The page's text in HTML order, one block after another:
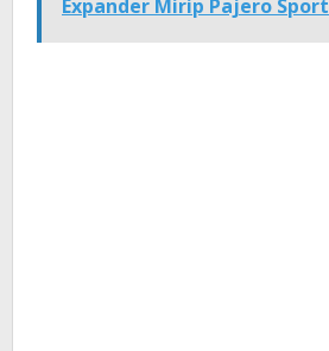
Expander Mirip Pajero Sport